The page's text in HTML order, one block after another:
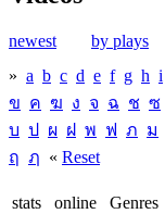
newest by plays
» a b c d e f g h i
ข ค ฆ ง จ ฉ ช ซ
บ ป ผ ฝ พ ฟ ภ ม
ฤ ฦ « Reset
stats online
Genres